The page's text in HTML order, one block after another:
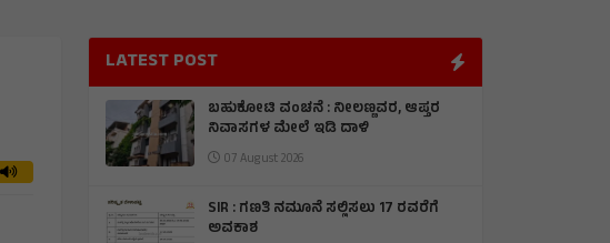
LATEST POST
ಬಹುಕೋಟಿ ವಂಚನೆ : ನೀಲಣ್ಣವರ, ಆಪ್ತರ
ನಿವಾಸಗಳ ಮೇಲೆ ಇಡಿ ದಾಳಿ
07 August 2026
SIR : ಗಣತಿ ನಮೂನೆ ಸಲ್ಲಿಸಲು 17 ರವರೆಗೆ
ಅವಕಾಶ